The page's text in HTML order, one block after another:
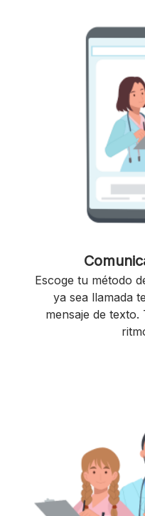
Escoge tu método
ya sea llamada
mensaje de texto.